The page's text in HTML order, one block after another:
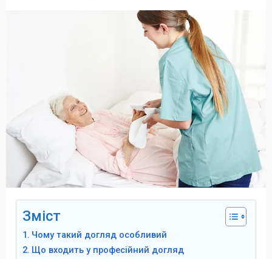
Зміст
Чому такий догляд особливий
Що входить у професійний догляд